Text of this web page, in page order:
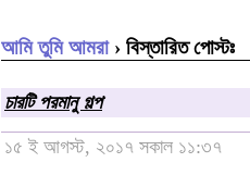
আমি তুমি আমরা› বিস্তারিত পোস্টঃ
চারটি পরমানু গল্প
১৫ ই আগস্ট, ২০১৭ সকাল ১১:৩৭